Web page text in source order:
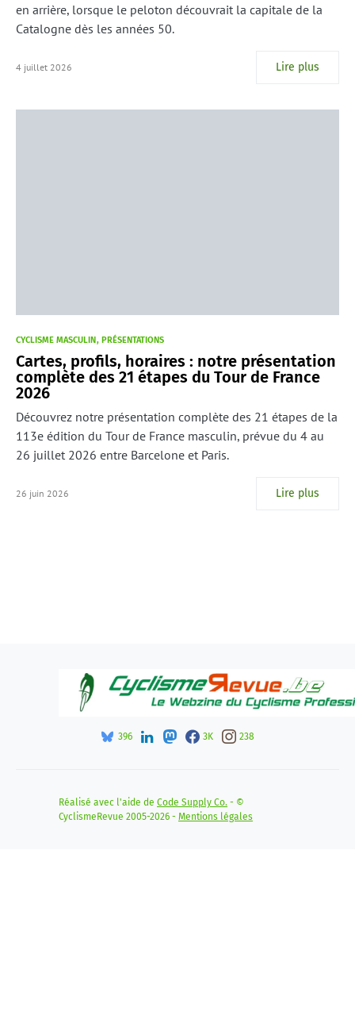
en arrière, lorsque le peloton découvrait la capitale de la
Catalogne dès les années 50.
4 juillet 2026 Lire plus
CYCLISME MASCULIN PRÉSENTATIONS
Cartes, profils, horaires : notre présentation
complète des 21 étapes du Tour de France
2026
Découvrez notre présentation complète des 21 étapes de la
113e édition du Tour de France masculin, prévue du 4 au
26 juillet 2026 entre Barcelone et Paris.
26 juin 2026 Lire plus
396 3K 238
Réalisé avec l'aide de Code Supply Co. - ©
CyclismeRevue 2005-2026 - Mentions légales